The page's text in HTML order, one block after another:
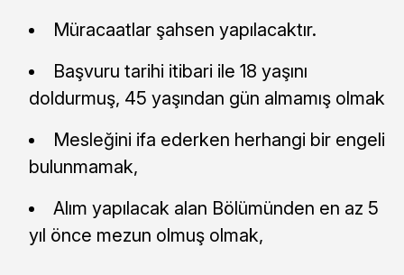
Müracaatlar şahsen yapılacaktır.
Başvuru tarihi itibari ile 18 yaşını
doldurmuş, 45 yaşından gün almamış olmak
Mesleğini ifa ederken herhangi bir engeli
bulunmamak,
Alım yapılacak alan Bölümünden en az 5
yıl önce mezun olmuş olmak,